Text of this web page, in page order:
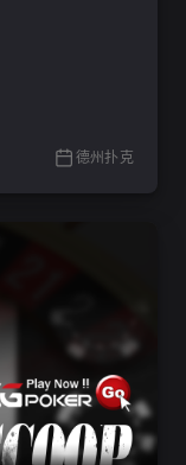
德州扑克